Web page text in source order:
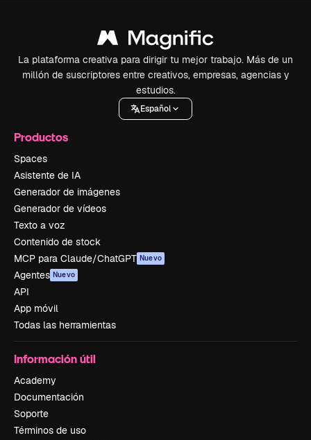
La plataforma creativa para dirigir tu mejor trabajo. Más de un
millón de suscriptores entre creativos, empresas, agencias y
estudios.
Español
Productos
Spaces
Asistente de IA
Generador de imágenes
Generador de vídeos
Texto a voz
Contenido de stock
MCP para Claude/ChatGPT Nuevo
Agentes Nuevo
API
App móvil
Todas las herramientas
Información útil
Academy
Documentación
Soporte
Términos de uso